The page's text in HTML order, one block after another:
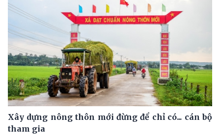
Xây dựng nông thôn mới đừng để chỉ có... cán bộ
tham gia